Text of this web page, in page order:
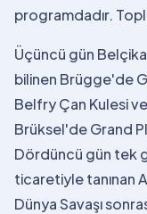
programdadır.
Üçüncü gün
bilinen Brügge'de
Belfry Çan Kulesi
Brüksel'de Grand
Dördüncü gün tek
ticaretiyle tanınan
Dünya Savaşı